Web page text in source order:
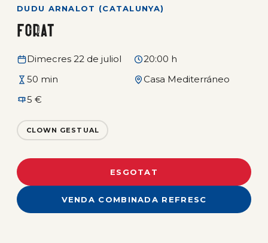
DUDU ARNALOT (CATALUNYA)
fOrat
Dimecres 22 de juliol
20:00 h
50 min
Casa Mediterráneo
5 €
CLOWN GESTUAL
ESGOTAT
VENDA COMBINADA REFRESC